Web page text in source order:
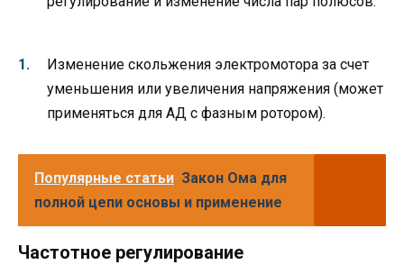
Изменение скольжения электромотора за счет
уменьшения или увеличения напряжения (может
применяться для АД с фазным ротором).
Популярные статьи Закон Ома для
полной цепи основы и применение
Частотное регулирование